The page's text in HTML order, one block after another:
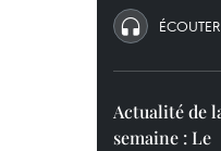
ÉCOUTER
Actualité de
semaine : Le